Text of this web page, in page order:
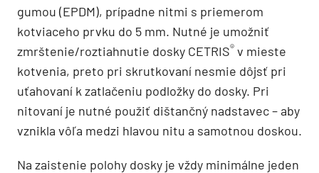
gumou (EPDM), prípadne nitmi s priemerom
kotviaceho prvku do 5 mm. Nutné je umožniť
zmrštenie/roztiahnutie dosky CETRIS® v mieste
kotvenia, preto pri skrutkovaní nesmie dôjsť pri
uťahovaní k zatlačeniu podložky do dosky. Pri
nitovaní je nutné použiť dištančný nadstavec – aby
vznikla vôľa medzi hlavou nitu a samotnou doskou.
Na zaistenie polohy dosky je vždy minimálne jeden